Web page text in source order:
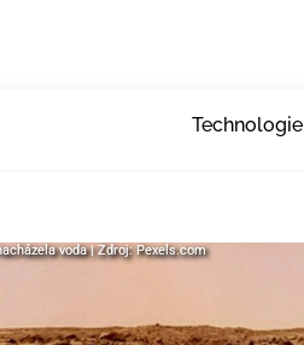
Technologie
voda | Zdroj: Pexels.com
voda | Zdroj: Pexels.com